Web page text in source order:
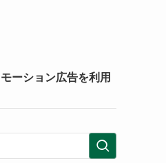
ーション広告を利用